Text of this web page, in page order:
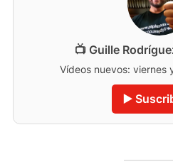
📺 Guille
Vídeos nuevos: viernes
▶️